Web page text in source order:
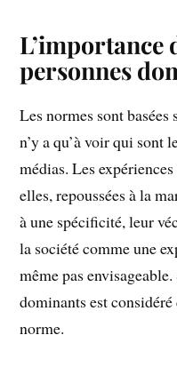
L’importance
personnes
Les normes sont
n’y a qu’à voir qui sont
médias. Les
elles, repoussées à la
à une spécificité, leur
la société comme une
même pas
dominants est
norme.